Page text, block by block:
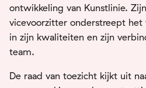
ontwikkeling van Kunstlinie.
vicevoorzitter onderstreept het
in zijn kwaliteiten en zijn
team.
De raad van toezicht kijkt uit